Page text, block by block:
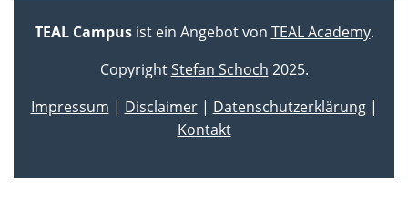
TEAL Campusist ein Angebot von TEAL Academy.
CopyrightStefan Schoch 2025.
Impressum | Disclaimer| Datenschutzerklärung|
Kontakt